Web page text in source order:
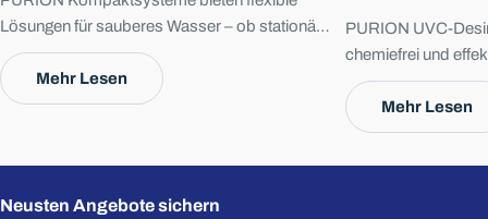
Lösungen für sauberes Wasser – ob stationär,
mobil oder autark, stets mit UVC-Desinfektion
und mehrstufiger Filtration.
Mehr Lesen
PURION UVC-
chemiefrei und
Trinkwasser. Ob
Anwendungen –
wartungsarm und
Mehr Lesen
Neusten Angebote sichern
Nachricht
Die mit * gekennzeichneten Felder sind Pflichtfelder.